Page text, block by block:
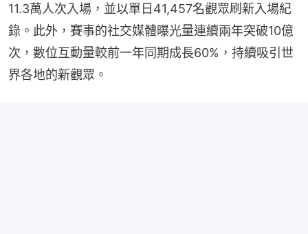
11.3萬人次入場，並以單日41,457名觀眾刷新入場紀
錄。此外，賽事的社交媒體曝光量連續兩年突破10億
次，數位互動量較前一年同期成長60%，持續吸引世
界各地的新觀眾。